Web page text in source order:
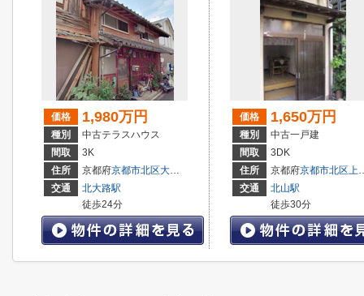
価格 1,980万円
種別
中古テラスハウス
間取
3K
住所
京都府京都市北区大宮南林町
交通
北大路駅
徒歩24分
価格 1,650万円
種別
中古一戸建
間取
3DK
住所
京都府京都市北区上賀茂朝露ケ原町
交通
北山駅
徒歩30分